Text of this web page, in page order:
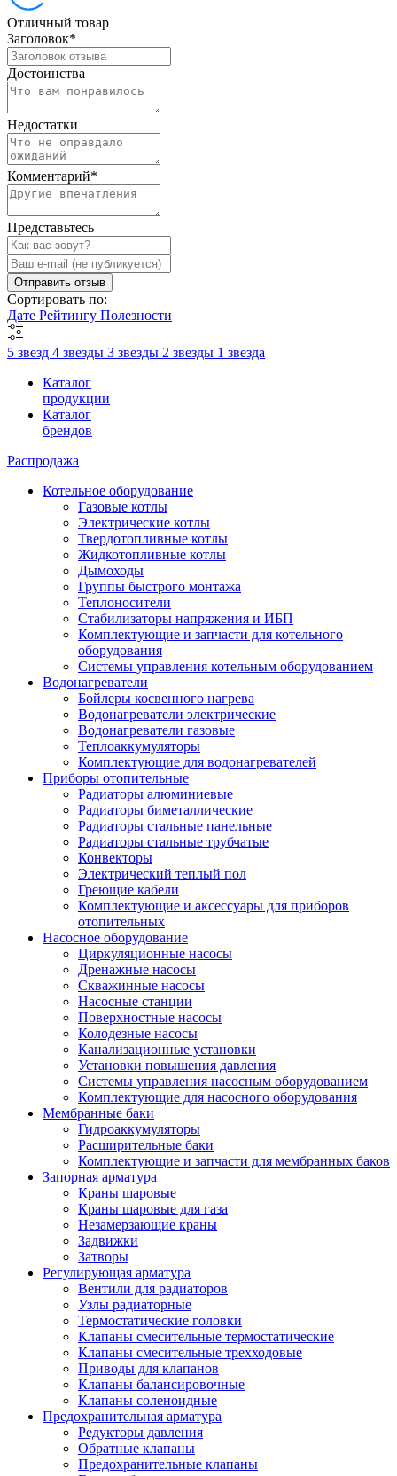
Отличный товар
Заголовок*
Достоинства
Недостатки
Комментарий*
Представьтесь
Отправить отзыв
Сортировать по:
Дате Рейтингу Полезности
5 звезд 4 звезды 3 звезды 2 звезды 1 звезда
Каталог
продукции
Каталог
брендов
Распродажа
Котельное оборудование
Газовые котлы
Электрические котлы
Твердотопливные котлы
Жидкотопливные котлы
Дымоходы
Группы быстрого монтажа
Теплоносители
Стабилизаторы напряжения и ИБП
Комплектующие и запчасти для котельного
оборудования
Системы управления котельным оборудованием
Водонагреватели
Бойлеры косвенного нагрева
Водонагреватели электрические
Водонагреватели газовые
Теплоаккумуляторы
Комплектующие для водонагревателей
Приборы отопительные
Радиаторы алюминиевые
Радиаторы биметаллические
Радиаторы стальные панельные
Радиаторы стальные трубчатые
Конвекторы
Электрический теплый пол
Греющие кабели
Комплектующие и аксессуары для приборов
отопительных
Насосное оборудование
Циркуляционные насосы
Дренажные насосы
Скважинные насосы
Насосные станции
Поверхностные насосы
Колодезные насосы
Канализационные установки
Установки повышения давления
Системы управления насосным оборудованием
Комплектующие для насосного оборудования
Мембранные баки
Гидроаккумуляторы
Расширительные баки
Комплектующие и запчасти для мембранных баков
Запорная арматура
Краны шаровые
Краны шаровые для газа
Незамерзающие краны
Задвижки
Затворы
Регулирующая арматура
Вентили для радиаторов
Узлы радиаторные
Термостатические головки
Клапаны смесительные термостатические
Клапаны смесительные трехходовые
Приводы для клапанов
Клапаны балансировочные
Клапаны соленоидные
Предохранительная арматура
Редукторы давления
Обратные клапаны
Предохранительные клапаны